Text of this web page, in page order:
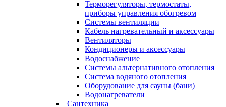
Терморегуляторы, термостаты,
приборы управления обогревом
Системы вентиляции
Кабель нагревательный и аксессуары
Вентиляторы
Кондиционеры и аксессуары
Водоснабжение
Системы альтернативного отопления
Система водяного отопления
Оборудование для сауны (бани)
Водонагреватели
Сантехника